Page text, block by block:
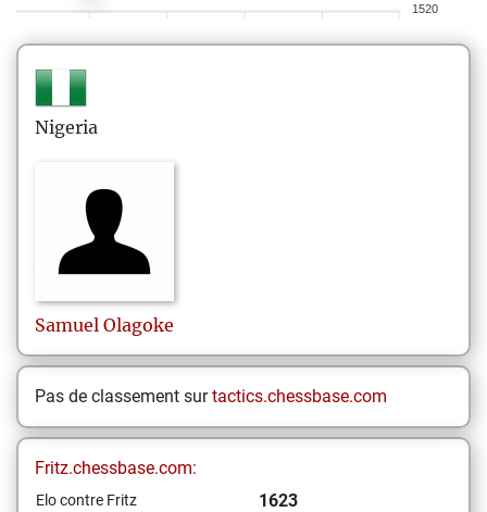
1520
Nigeria
Samuel Olagoke
Pas de classement surtactics.chessbase.com
Fritz.chessbase.com:
Elo contre Fritz 1623